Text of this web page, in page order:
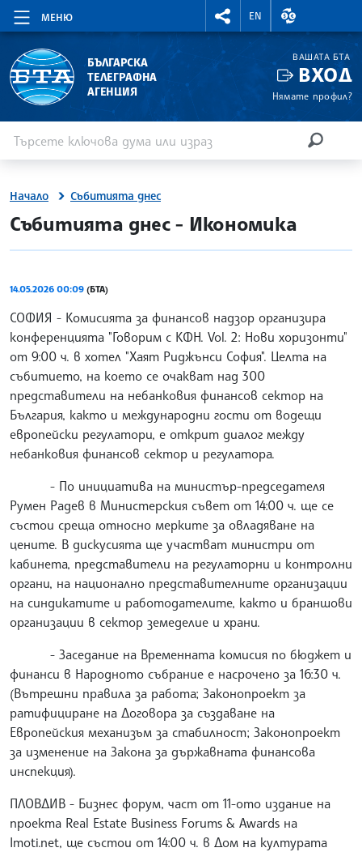
МЕНЮ
RIGHTMENU.SOCIAL
EN
ВАЛУТНИ
БЪЛГАРСКА
ТЕЛЕГРАФНА
АГЕНЦИЯ
ВАШАТА БТА
ВХОД
Нямате профил?
Начало Събитията днес
site.bta
Събитията днес - Икономика
14.05.2026 00:09 (БТА)
СОФИЯ - Комисията за финансов надзор организира
конференцията "Говорим с КФН. Vol. 2: Нови хоризонти"
от 9:00 ч. в хотел "Хаят Риджънси София". Целта на
събитието, на което се очакват над 300
представители на небанковия финансов сектор на
България, както и международни гости от водещи
европейски регулатори, е открит диалог между
небанковия финансов сектор и регулатора.
- По инициатива на министър-председателя
Румен Радев в Министерския съвет от 14:00 ч. ще се
състои среща относно мерките за овладяване на
цените. В дискусията ще участват министри от
кабинета, представители на регулаторни и контролни
органи, на национално представителните организации
на синдикатите и работодателите, както и браншови
организации в сектор земеделие и храни.
- Заседание на Временната комисия по бюджет и
финанси в Народното събрание е насрочено за 16:30 ч.
(Вътрешни правила за работа; Законопроект за
ратифициране на Договора за създаване на
Европейския механизъм за стабилност; Законопроект
за изменение на Закона за държавната финансова
инспекция).
ПЛОВДИВ - Бизнес форум, част от 11-ото издание на
проекта Real Estate Business Forums & Awards на
Imoti.net, ще състои от 14:00 ч. в Дом на културата